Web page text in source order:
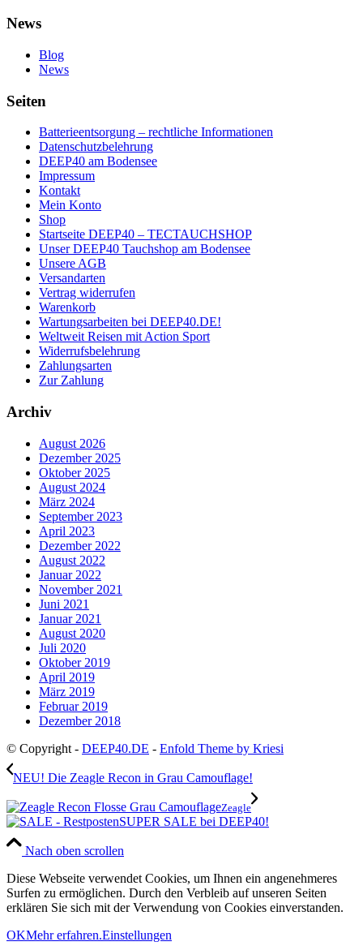
News
Blog
News
Seiten
Batterieentsorgung – rechtliche Informationen
Datenschutzbelehrung
DEEP40 am Bodensee
Impressum
Kontakt
Mein Konto
Shop
Startseite DEEP40 – TECTAUCHSHOP
Unser DEEP40 Tauchshop am Bodensee
Unsere AGB
Versandarten
Vertrag widerrufen
Warenkorb
Wartungsarbeiten bei DEEP40.DE!
Weltweit Reisen mit Action Sport
Widerrufsbelehrung
Zahlungsarten
Zur Zahlung
Archiv
August 2026
Dezember 2025
Oktober 2025
August 2024
März 2024
September 2023
April 2023
Dezember 2022
August 2022
Januar 2022
November 2021
Juni 2021
Januar 2021
August 2020
Juli 2020
Oktober 2019
April 2019
März 2019
Februar 2019
Dezember 2018
© Copyright - DEEP40.DE - Enfold Theme by Kriesi
NEU! Die Zeagle Recon in Grau Camouflage!
Zeagle
SUPER SALE bei DEEP40!
Nach oben scrollen
Diese Webseite verwendet Cookies, um Ihnen ein angenehmeres
Surfen zu ermöglichen. Durch den Verbleib auf unseren Seiten
erklären Sie sich mit der Verwendung von Cookies einverstanden.
OKMehr erfahren.Einstellungen